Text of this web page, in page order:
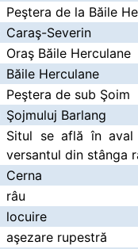
Peştera de la Băile
Caraş-Severin
Oraş Băile Herculane
Băile Herculane
Peştera de sub Şoim
Şojmuluj Barlang
Situl se află în aval
versantul din stânga
Cerna
râu
locuire
aşezare rupestră